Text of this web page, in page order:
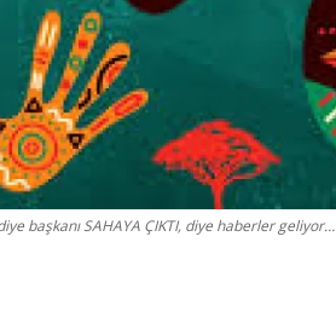
başkanı SAHAYA ÇIKTI, diye haberler geliyor…